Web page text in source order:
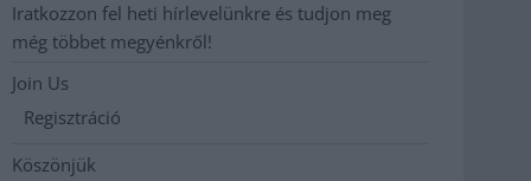
Iratkozzon fel heti hírlevelünkre és tudjon meg
még többet megyénkről!
Join Us
Regisztráció
Köszönjük